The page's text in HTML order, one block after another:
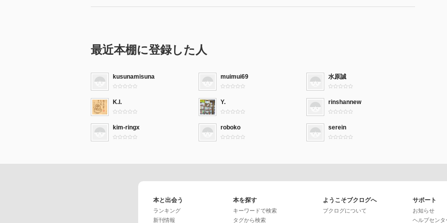
最近本棚に登録した人
kusunamisuna muimui69 水原誠
K.I. Y. rinshannew
kim-ringx roboko serein
本と出会う
ランキング
新刊情報
本を探す
キーワードで検索
タグから検索
ようこそブクログへ
ブクログについて
サポート
お知らせ
ヘルプセンタ